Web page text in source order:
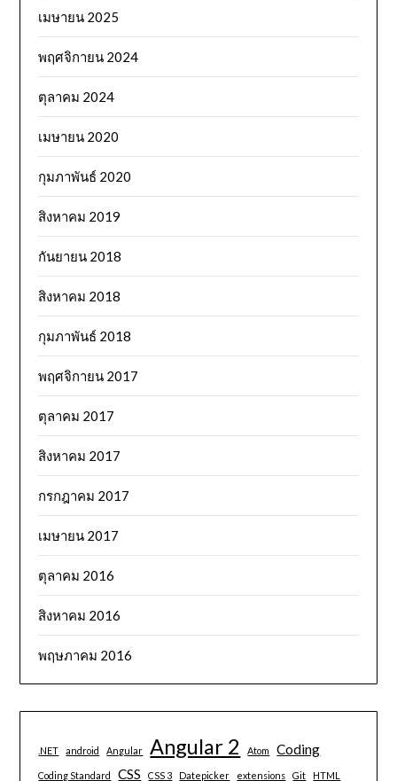
เมษายน 2025
พฤศจิกายน 2024
ตุลาคม 2024
เมษายน 2020
กุมภาพันธ์ 2020
สิงหาคม 2019
กันยายน 2018
สิงหาคม 2018
กุมภาพันธ์ 2018
พฤศจิกายน 2017
ตุลาคม 2017
สิงหาคม 2017
กรกฎาคม 2017
เมษายน 2017
ตุลาคม 2016
สิงหาคม 2016
พฤษภาคม 2016
.NET android Angular Angular 2 Atom Coding
Coding Standard CSS CSS 3 Datepicker extensions Git HTML